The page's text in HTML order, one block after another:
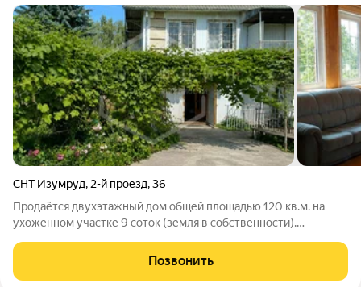
СНТ Изумруд, 2-й проезд,36
Продаётся двухэтажный дом общей площадью 120 кв.м. на
ухоженном участке 9 соток (земля в собственности).
комфорт, функциональность и независимость от городских
Позвонить